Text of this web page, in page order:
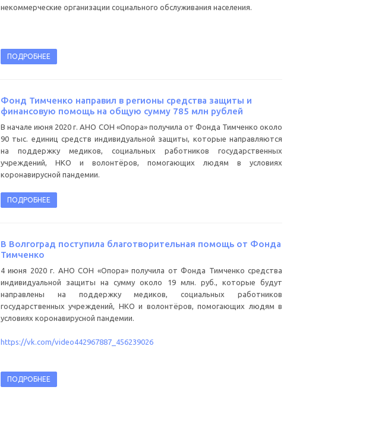
некоммерческие организации социального обслуживания населения.
ПОДРОБНЕЕ
Фонд Тимченко направил в регионы средства защиты и
финансовую помощь на общую сумму 785 млн рублей
В начале июня 2020 г. АНО СОН «Опора» получила от Фонда Тимченко около
90 тыс. единиц средств индивидуальной защиты, которые направляются
на поддержку медиков, социальных работников государственных
учреждений, НКО и волонтёров, помогающих людям в условиях
коронавирусной пандемии.
ПОДРОБНЕЕ
В Волгоград поступила благотворительная помощь от Фонда
Тимченко
4 июня 2020 г. АНО СОН «Опора» получила от Фонда Тимченко средства
индивидуальной защиты на сумму около 19 млн. руб., которые будут
направлены на поддержку медиков, социальных работников
государственных учреждений, НКО и волонтёров, помогающих людям в
условиях коронавирусной пандемии.
https://vk.com/video442967887_456239026
ПОДРОБНЕЕ